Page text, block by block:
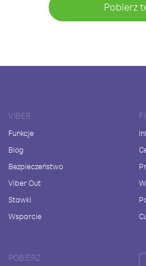
Pobierz
VIBER
Funkcje
Blog
Bezpieczeństwo
Viber Out
Stawki
Wsparcie
POBIERZ